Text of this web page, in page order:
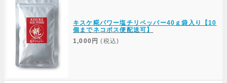
キスケ糀パワー塩チリペッパー40ｇ袋入り【10
個までネコポス便配送可】
1,000円 (税込)